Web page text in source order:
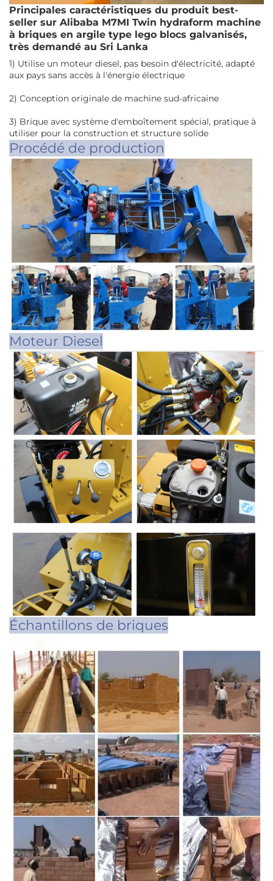
Principales caractéristiques du produit best-
seller sur Alibaba M7MI Twin hydraform machine
à briques en argile type lego blocs galvanisés,
très demandé au Sri Lanka
1) Utilise un moteur diesel, pas besoin d'électricité, adapté
aux pays sans accès à l'énergie électrique
2) Conception originale de machine sud-africaine
3) Brique avec système d'emboîtement spécial, pratique à
utiliser pour la construction et structure solide
Procédé de production
Moteur Diesel
Échantillons de briques